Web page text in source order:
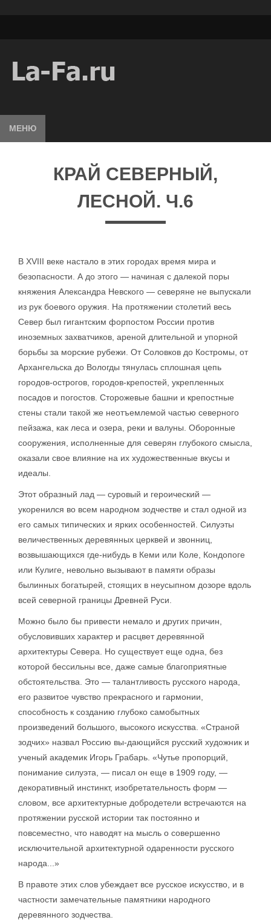
МЕНЮ
КРАЙ СЕВЕРНЫЙ,
ЛЕСНОЙ. Ч.6
В XVIII веке настало в этих городах время мира и
безопасности. А до этого — начиная с далекой поры
княжения Александра Невского — северяне не выпускали
из рук боевого оружия. На протяжении столетий весь
Север был гигантским форпостом России против
иноземных захватчиков, ареной длительной и упорной
борьбы за морские рубежи. От Соловков до Костромы, от
Архангельска до Вологды тянулась сплошная цепь
городов-острогов, городов-крепостей, укрепленных
посадов и погостов. Сторожевые башни и крепостные
стены стали такой же неотъемлемой частью северного
пейзажа, как леса и озера, реки и валуны. Оборонные
сооружения, исполненные для северян глубокого смысла,
оказали свое влияние на их художественные вкусы и
идеалы.
Этот образный лад — суровый и героический —
укоренился во всем народном зодчестве и стал одной из
его самых типических и ярких особенностей. Силуэты
величественных деревянных церквей и звонниц,
возвышающихся где-нибудь в Кеми или Коле, Кондопоге
или Кулиге, невольно вызывают в памяти образы
былинных богатырей, стоящих в неусыпном дозоре вдоль
всей северной границы Древней Руси.
Можно было бы привести немало и других причин,
обусловивших характер и расцвет деревянной
архитектуры Севера. Но существует еще одна, без
которой бессильны все, даже самые благоприятные
обстоятельства. Это — талантливость русского народа,
его развитое чувство прекрасного и гармонии,
способность к созданию глубоко самобытных
произведений большого, высокого искусства. «Страной
зодчих» назвал Россию вы-дающийся русский художник и
ученый академик Игорь Грабарь. «Чутье пропорций,
понимание силуэта, — писал он еще в 1909 году, —
декоративный инстинкт, изобретательность форм —
словом, все архитектурные добродетели встречаются на
протяжении русской истории так постоянно и
повсеместно, что наводят на мысль о совершенно
исключительной архитектурной одаренности русского
народа...»
В правоте этих слов убеждает все русское искусство, и в
частности замечательные памятники народного
деревянного зодчества.